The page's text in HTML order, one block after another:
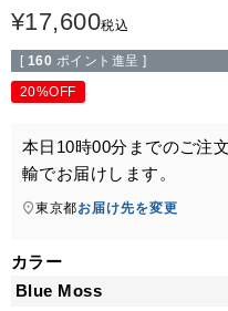
¥17,600税込
[ 160 ポイント進呈 ]
20%OFF
本日 10時00分 までのご注
輸でお届けします。
東京都お届け先を変更
カラー
Blue Moss